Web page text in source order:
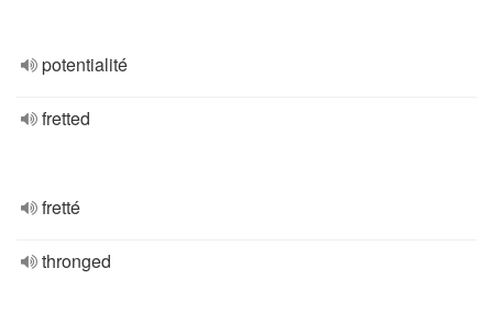
potentialité
fretted
fretté
thronged